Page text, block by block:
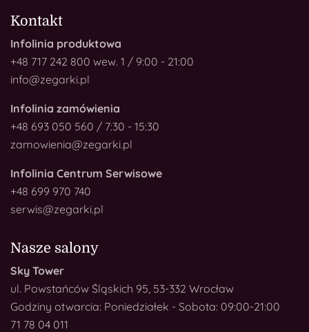
Kontakt
Infolinia produktowa
+48 717 242 800 wew. 1 / 9:00 - 21:00
info@zegarki.pl
Infolinia zamówienia
+48 693 050 560 / 7:30 - 15:30
zamowienia@zegarki.pl
Infolinia Centrum Serwisowe
+48 699 970 740
serwis@zegarki.pl
Nasze salony
Sky Tower
ul. Powstańców Śląskich 95, 53-332 Wrocław
Godziny otwarcia: Poniedziałek - Sobota: 09:00-21:00
71 78 04 011